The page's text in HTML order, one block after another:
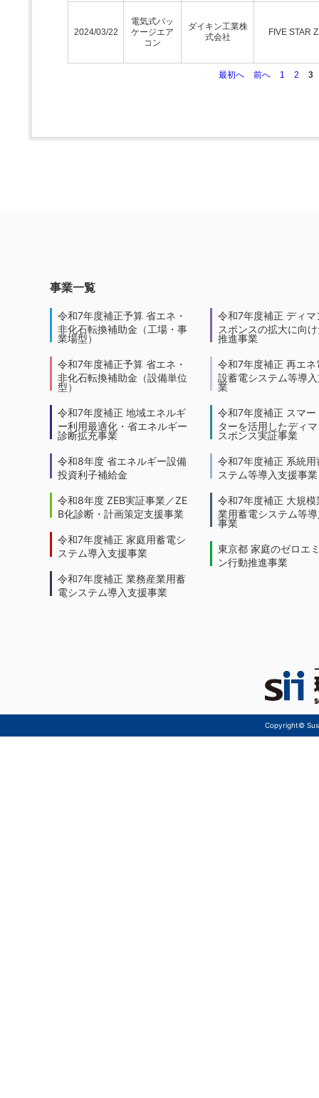
2024/03/22
電気式パッ
ケージエア
コン
ダイキン工業株
式会社
FIVE STAR
最初へ 前へ 1 2 3
事業一覧
令和7年度補正予算 省エネ・
非化石転換補助金（工場・事
業場型）
令和7年度補正予算 省エネ・
非化石転換補助金（設備単位
型）
令和7年度補正 地域エネルギ
ー利用最適化・省エネルギー
診断拡充事業
令和8年度 省エネルギー設備
投資利子補給金
令和8年度 ZEB実証事業／ZE
B化診断・計画策定支援事業
令和7年度補正 家庭用蓄電シ
ステム導入支援事業
令和7年度補正 業務産業用蓄
電システム導入支援事業
令和7年度補正 ディマ
スポンスの拡大に向
推進事業
令和7年度補正 再エネ
設蓄電システム等導
業
令和7年度補正 スマー
ターを活用したディ
スポンス実証事業
令和7年度補正 系統用
ステム等導入支援事業
令和7年度補正 大規模
業用蓄電システム等
事業
東京都 家庭のゼロエ
ン行動推進事業
Copyright©